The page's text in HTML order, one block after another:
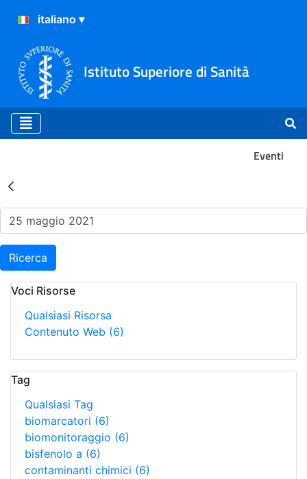
Istituto Superiore di Sanità
Eventi
Risultati della Ricerca -
Ricerca
Voci Risorse
Qualsiasi Risorsa
Contenuto Web (6)
Tag
Qualsiasi Tag
biomarcatori (6)
biomonitoraggio (6)
bisfenolo a (6)
contaminanti chimici (6)